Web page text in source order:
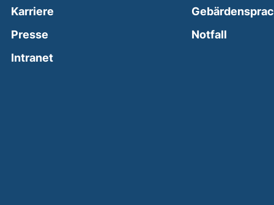
Karriere
Presse
Intranet(external link, opens in a new window)
Notfall